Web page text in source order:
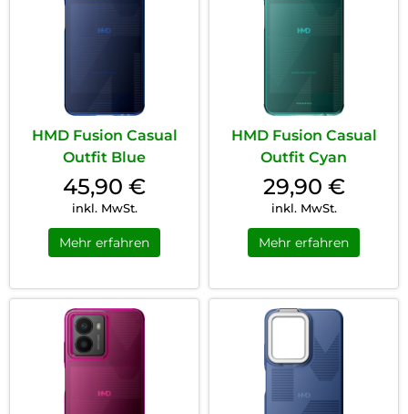
HMD Fusion Casual
Outfit Blue
45,90 €
inkl. MwSt.
Mehr erfahren
HMD Fusion Casual
Outfit Cyan
29,90 €
inkl. MwSt.
Mehr erfahren